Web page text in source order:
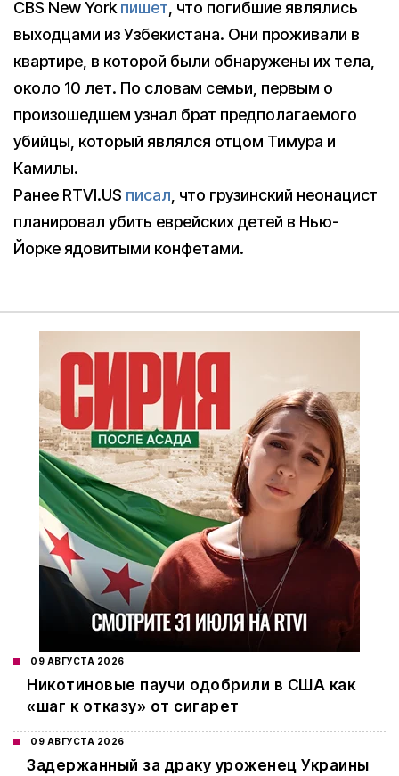
CBS New Yorkпишет, что погибшие являлись
выходцами из Узбекистана. Они проживали в
квартире, в которой были обнаружены их тела,
около 10 лет. По словам семьи, первым о
произошедшем узнал брат предполагаемого
убийцы, который являлся отцом Тимура и
Камилы.
Ранее RTVI.US писал, что грузинский неонацист
планировал убить еврейских детей в Нью-
Йорке ядовитыми конфетами.
09 АВГУСТА 2026
Никотиновые паучи одобрили в США как
«шаг к отказу» от сигарет
09 АВГУСТА 2026
Задержанный за драку уроженец Украины